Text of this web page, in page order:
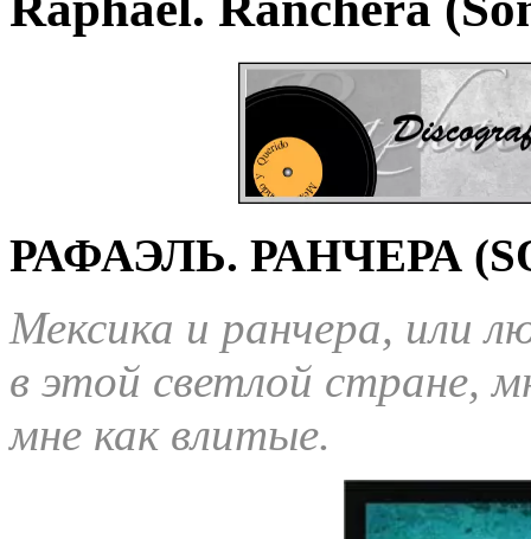
РАФАЭЛЬ. РАНЧЕРА
Мексика и ранчера, или
в этой светлой стране,
мне как влитые.